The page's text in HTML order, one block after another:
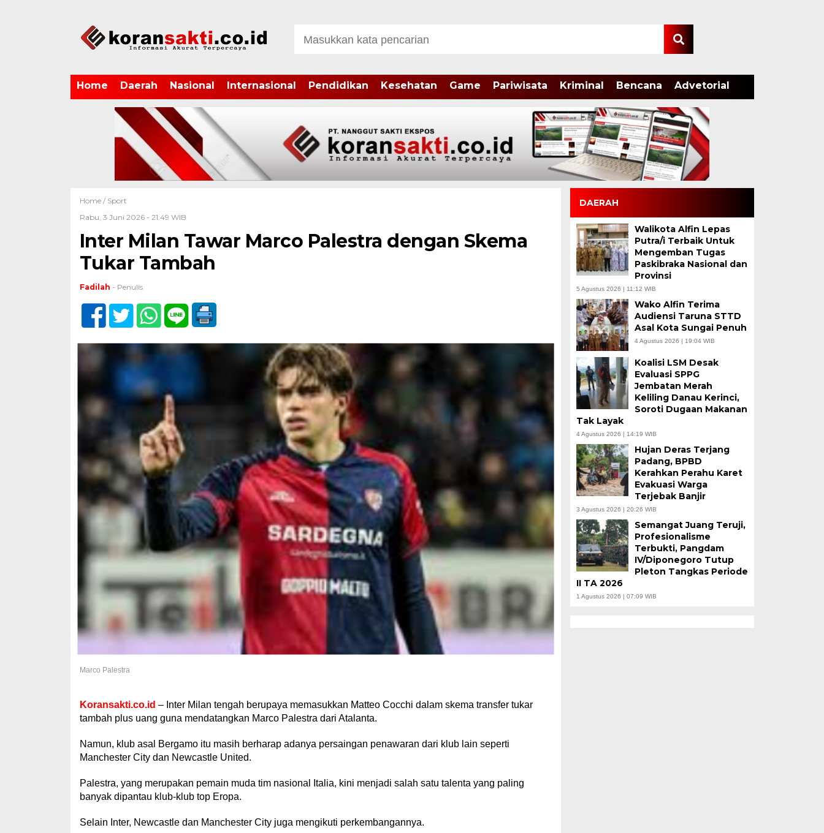
Home Daerah Nasional Internasional Pendidikan Kesehatan Game Pariwisata Kriminal Bencana Advetorial
Home / Sport
Rabu, 3 Juni 2026 - 21:49 WIB
Inter Milan Tawar Marco Palestra dengan Skema
Tukar Tambah
Fadilah - Penulis
Marco Palestra
Koransakti.co.id – Inter Milan tengah berupaya memasukkan Matteo Cocchi dalam skema transfer tukar
tambah plus uang guna mendatangkan Marco Palestra dari Atalanta.
Namun, klub asal Bergamo itu masih berharap adanya persaingan penawaran dari klub lain seperti
Manchester City dan Newcastle United.
Palestra, yang merupakan pemain muda tim nasional Italia, kini menjadi salah satu talenta yang paling
banyak dipantau klub-klub top Eropa.
Selain Inter, Newcastle dan Manchester City juga mengikuti perkembangannya.
DAERAH
Walikota Alfin Lepas
Putra/i Terbaik Untuk
Mengemban Tugas
Paskibraka Nasional dan
Provinsi
5 Agustus 2026 | 11:12 WIB
Wako Alfin Terima
Audiensi Taruna STTD
Asal Kota Sungai Penuh
4 Agustus 2026 | 19:04 WIB
Koalisi LSM Desak
Evaluasi SPPG
Jembatan Merah
Keliling Danau Kerinci,
Soroti Dugaan Makanan
Tak Layak
4 Agustus 2026 | 14:19 WIB
Hujan Deras Terjang
Padang, BPBD
Kerahkan Perahu Karet
Evakuasi Warga
Terjebak Banjir
3 Agustus 2026 | 20:26 WIB
Semangat Juang Teruji,
Profesionalisme
Terbukti, Pangdam
IV/Diponegoro Tutup
Pleton Tangkas Periode
II TA 2026
1 Agustus 2026 | 07:09 WIB